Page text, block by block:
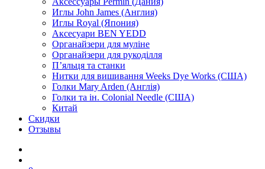
Иглы John James (Англия)
Иглы Royal (Япония)
Аксесуари BEN YEDD
Органайзери для муліне
Органайзери для рукоділля
П’яльця та станки
Нитки для вишивання Weeks Dye Works (США)
Голки Mary Arden (Англія)
Голки та ін. Colonial Needle (США)
Китай
Скидки
Отзывы